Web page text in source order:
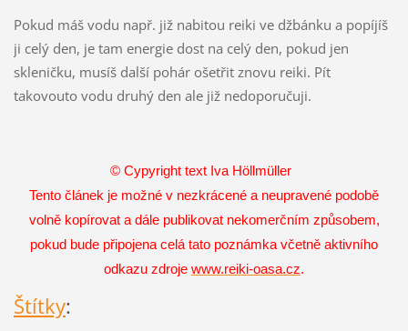
Pokud máš vodu např. již nabitou reiki ve džbánku a popíjíš
ji celý den, je tam energie dost na celý den, pokud jen
skleničku, musíš další pohár ošetřit znovu reiki. Pít
takovouto vodu druhý den ale již nedoporučuji.
© Cypyright text Iva Höllmüller
Tento článek je možné v nezkrácené a neupravené podobě
volně kopírovat a dále publikovat nekomerčním způsobem,
pokud bude připojena celá tato poznámka včetně aktivního
odkazu zdroje www.reiki-oasa.cz.
Štítky: